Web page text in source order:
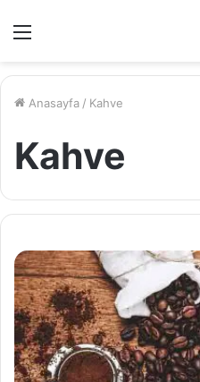
Menü
Anasayfa / Kahve
Kahve